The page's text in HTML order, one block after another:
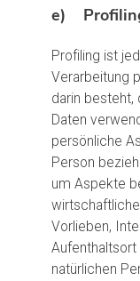
e)
Profiling ist
Verarbeitung
darin besteht,
Daten
persönliche
Person
um Aspekte
Vorlieben,
natürlichen